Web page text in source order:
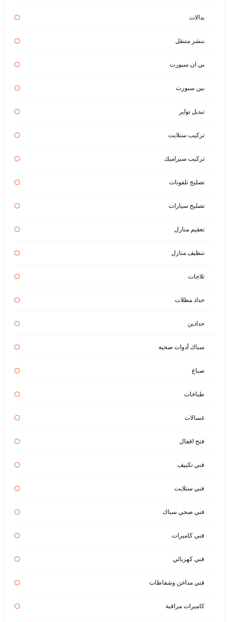
بدالات
بنشر متنقل
بي ان سبورت
بين سبورت
تبديل تواير
تركيب ستلايت
تركيب سيراميك
تصليح تلفونات
تصليح سيارات
تعقيم منازل
تنظيف منازل
ثلاجات
حداد مظلات
حدادين
سباك أدوات صحية
صباغ
طباخات
غسالات
فتح اقفال
فني تكييف
فني ستلايت
فني صحي سباك
فني كاميرات
فني كهربائي
فني مداخن وشفاطات
كاميرات مراقبة